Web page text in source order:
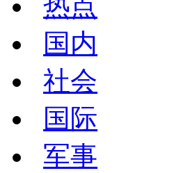
国内
社会
国际
军事